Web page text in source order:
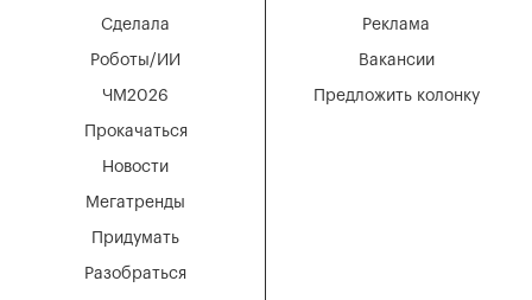
Мегатренды
Придумать
Разобраться
Новости
Сделала
Роботы/ИИ
ЧМ2026
Прокачаться
Вакансии
Реклама
Предложить колонку